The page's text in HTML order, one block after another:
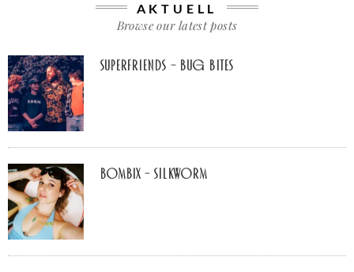
AKTUELL
Browse our latest posts
Superfriends – Bug Bites
Bombix – Silkworm